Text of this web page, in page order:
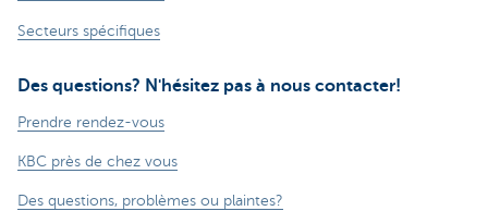
Secteurs spécifiques
Des questions? N'hésitez pas à nous contacter!
Prendre rendez-vous
KBC près de chez vous
Des questions, problèmes ou plaintes?